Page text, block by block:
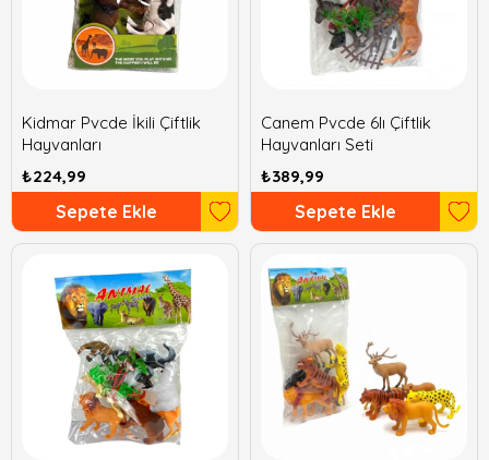
Kidmar Pvcde İkili Çiftlik
Hayvanları
₺224,99
Sepete Ekle
Canem Pvcde 6lı Çiftlik
Hayvanları Seti
₺389,99
Sepete Ekle